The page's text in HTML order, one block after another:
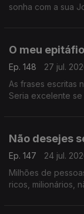
sonha com a sua
O meu epitáfio
Ep. 148
27 jul.
As frases escritas
Seria excelente
Não desejes
Ep. 147
24 jul.
Milhões de
ricos, milionários,